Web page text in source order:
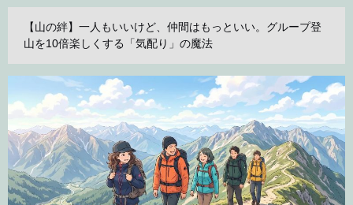
【山の絆】一人もいいけど、仲間はもっといい。グループ登
山を10倍楽しくする「気配り」の魔法